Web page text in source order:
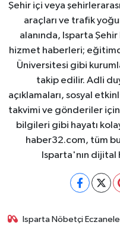
Şehir içi veya
araçları ve trafik
alanında, Isparta
hizmet haberleri;
Üniversitesi gibi
takip edilir. Adli
açıklamaları, sosyal
takvimi ve gönderiler
bilgileri gibi hayatı
haber32.com, tüm
Isparta'nın dijital
Isparta Nöbetçi